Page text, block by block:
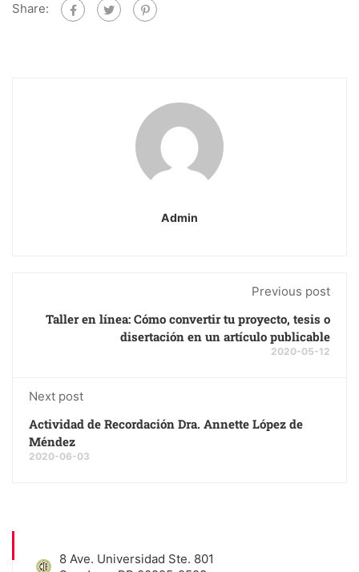
Share:
Admin
Previous post
Taller en línea: Cómo convertir tu proyecto, tesis o
disertación en un artículo publicable
2020-05-12
Next post
Actividad de Recordación Dra. Annette López de
Méndez
2020-06-03
8 Ave. Universidad Ste. 801